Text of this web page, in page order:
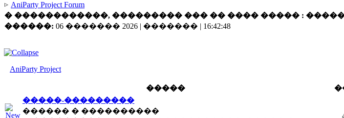
AniParty Project Forum
� ������������, ��������� ��� �� ���� ����� :
������: 06 ������� 2026 | ������� | 16:42:48
AniParty Project
�����
�����-���������
������ � ����������